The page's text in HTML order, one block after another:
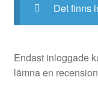
Det finns
Endast inloggade
lämna en